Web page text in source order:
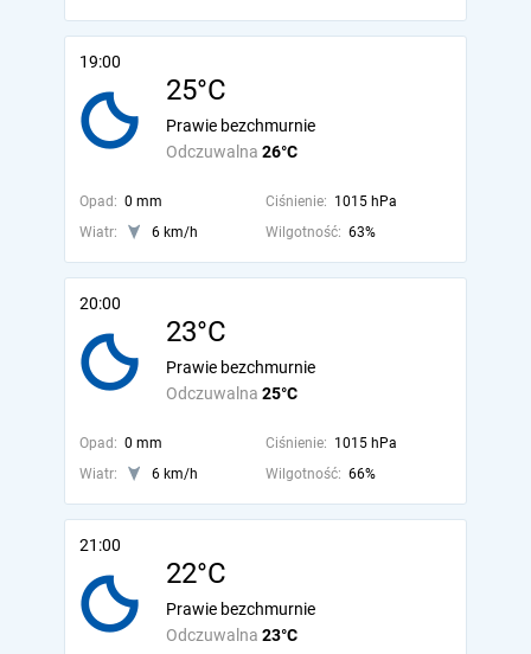
19:00
25°C
Odczuwalna 26°C
Prawie bezchmurnie
Opad: 0 mm Ciśnienie: 1015 hPa
Wiatr:
6 km/h Wilgotność: 63%
20:00
23°C
Odczuwalna 25°C
Prawie bezchmurnie
Opad: 0 mm Ciśnienie: 1015 hPa
Wiatr:
6 km/h Wilgotność: 66%
21:00
22°C
Odczuwalna 23°C
Prawie bezchmurnie